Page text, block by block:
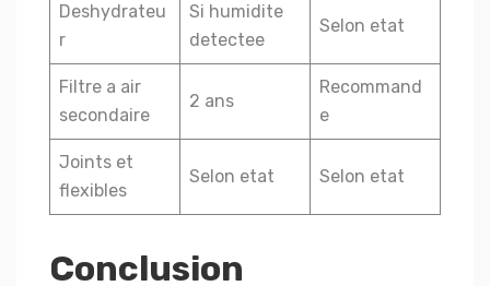
Deshydrateu
r
Si humidite
detectee
Selon etat
Filtre a air
secondaire
2 ans
Recommand
e
Joints et
flexibles
Selon etat Selon etat
Conclusion